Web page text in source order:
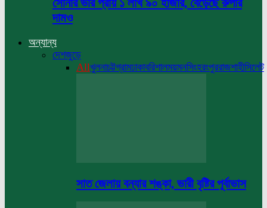
সোনার ভরি প্রায় ১ লাখ ৯০ হাজার, বেড়েছে রুপার
দামও
অন্যান্য
দেশজুড়ে
Allখুলনাচট্টগ্রামঢাকাবরিশালময়মনসিংহরংপুররাজশাহীসিলেট
সাত জেলায় বন্যার শঙ্কা, ভারী বৃষ্টির পূর্বাভাস